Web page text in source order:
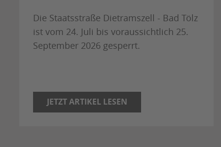
Die Staatsstraße Dietramszell - Bad Tölz
ist vom 24. Juli bis voraussichtlich 25.
September 2026 gesperrt.
JETZT ARTIKEL LESEN